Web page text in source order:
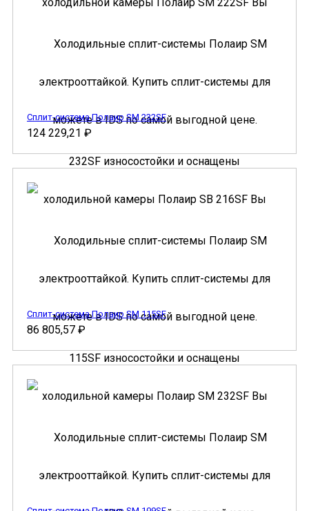
Сплит-система Полаир SM 232SF
124 229,21 ₽
Сплит-система Полаир SM 115SF
86 805,57 ₽